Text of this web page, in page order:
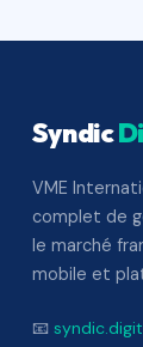
Syndic
VME
complet de
le marché
mobile et
📧